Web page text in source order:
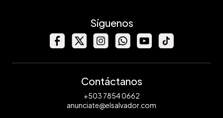
Síguenos
Contáctanos
+503 7854 0662
anunciate@elsalvador.com